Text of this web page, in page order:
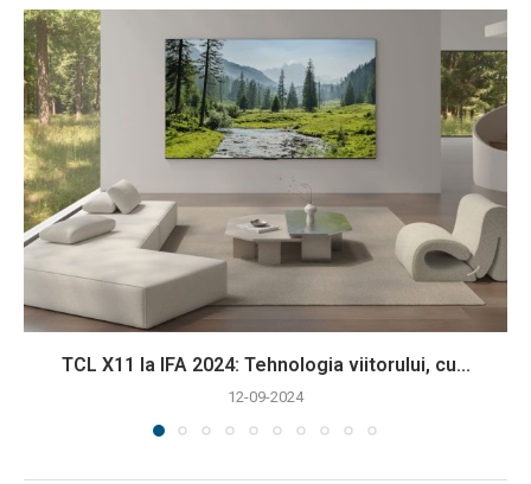
TCL X11 la IFA 2024: Tehnologia viitorului, cu...
12-09-2024